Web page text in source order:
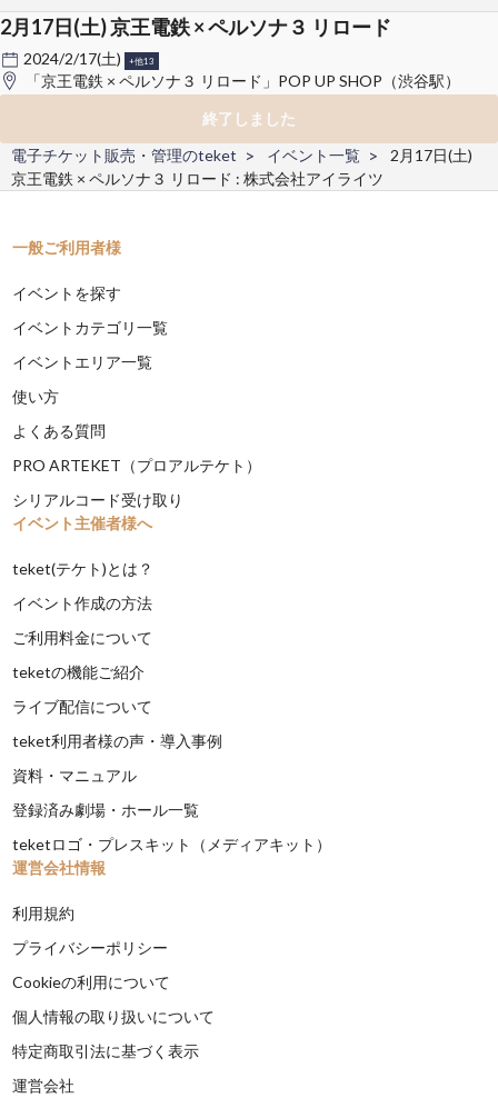
2月17日(土) 京王電鉄 × ペルソナ３ リロード
2024/2/17(土) +他13
「京王電鉄 × ペルソナ３ リロード」POP UP SHOP（渋谷駅）
終了しました
電子チケット販売・管理のteket
イベント一覧
2月17日(土)
京王電鉄 × ペルソナ３ リロード : 株式会社アイライツ
一般ご利用者様
イベントを探す
イベントカテゴリ一覧
イベントエリア一覧
使い方
よくある質問
PRO ARTEKET（プロアルテケト）
シリアルコード受け取り
イベント主催者様へ
teket(テケト)とは？
イベント作成の方法
ご利用料金について
teketの機能ご紹介
ライブ配信について
teket利用者様の声・導入事例
資料・マニュアル
登録済み劇場・ホール一覧
teketロゴ・プレスキット（メディアキット）
運営会社情報
利用規約
プライバシーポリシー
Cookieの利用について
個人情報の取り扱いについて
特定商取引法に基づく表示
運営会社